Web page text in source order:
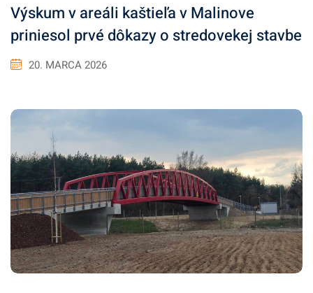
Výskum v areáli kaštieľa v Malinove
priniesol prvé dôkazy o stredovekej stavbe
20. MARCA 2026